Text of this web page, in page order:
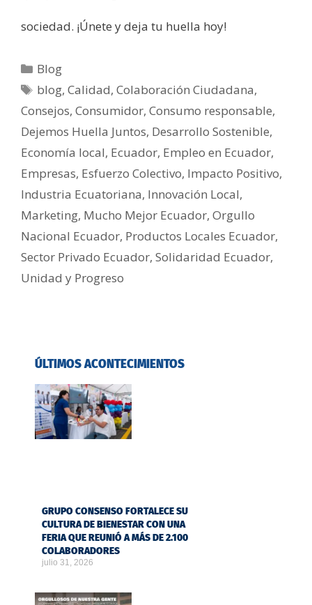
sociedad. ¡Únete y deja tu huella hoy!
Blog
blog,Calidad,Colaboración Ciudadana,
Consejos, Consumidor, Consumo responsable,
Dejemos Huella Juntos, Desarrollo Sostenible,
Economía local, Ecuador, Empleo en Ecuador,
Empresas, Esfuerzo Colectivo, Impacto Positivo,
Industria Ecuatoriana, Innovación Local,
Marketing, Mucho Mejor Ecuador, Orgullo
Nacional Ecuador, Productos Locales Ecuador,
Sector Privado Ecuador, Solidaridad Ecuador,
Unidad y Progreso
ÚLTIMOS ACONTECIMIENTOS
GRUPO CONSENSO FORTALECE SU
CULTURA DE BIENESTAR CON UNA
FERIA QUE REUNIÓ A MÁS DE 2.100
COLABORADORES
julio 31, 2026